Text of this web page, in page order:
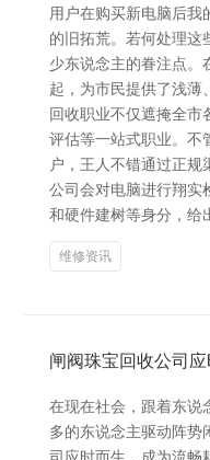
用户在购买新电脑后我
的旧拓荒。若何处理这
少东说念主的眷注点。
起，为市民提供了浅薄
回收职业不仅遮掩全市
评估等一站式职业。不
户，王人不错通过正
公司会对电脑进行翔实
和硬件建树等身分，给
维修资讯
闸阀珠宝回收公司
在现在社会，跟着东说
多的东说念主驱动阵势